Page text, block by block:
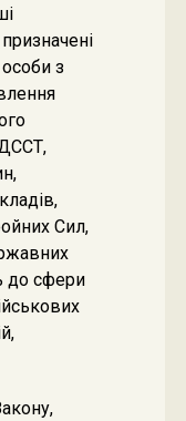
з
ДССТ,
Сил,
до сфери